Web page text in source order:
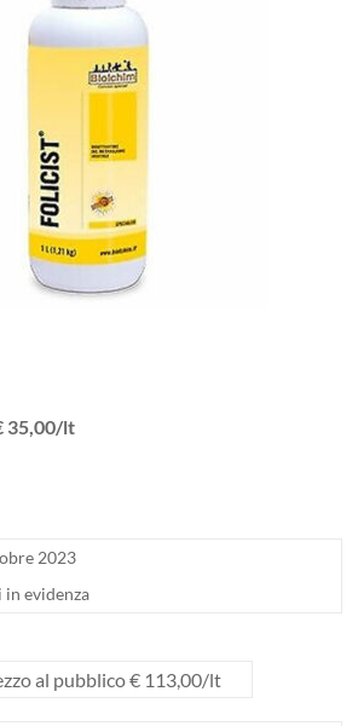
35,00/lt
2023
evidenza
al pubblico € 113,00/lt